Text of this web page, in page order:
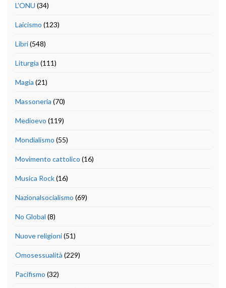
L'ONU (34)
Laicismo (123)
Libri(548)
Liturgia (111)
Magia (21)
Massoneria (70)
Medioevo (119)
Mondialismo (55)
Movimento cattolico (16)
Musica Rock(16)
Nazionalsocialismo (69)
No Global (8)
Nuove religioni(51)
Omosessualità (229)
Pacifismo (32)